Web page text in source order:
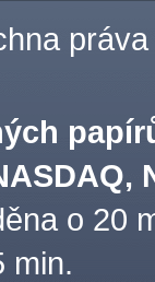
práva
o 20
min.